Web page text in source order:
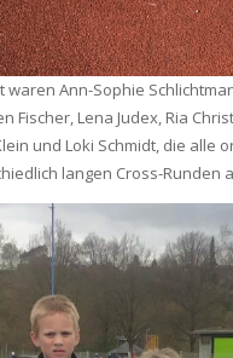
waren Ann-Sophie
Fischer, Lena Judex, Ria
und Loki Schmidt, die alle
langen Cross-Runden